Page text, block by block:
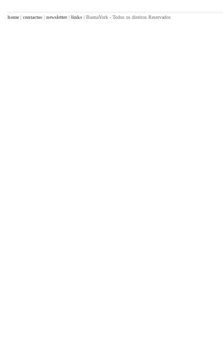
home | contactos | newsletter| links | BuenaYork - Todos os direitos Reservados